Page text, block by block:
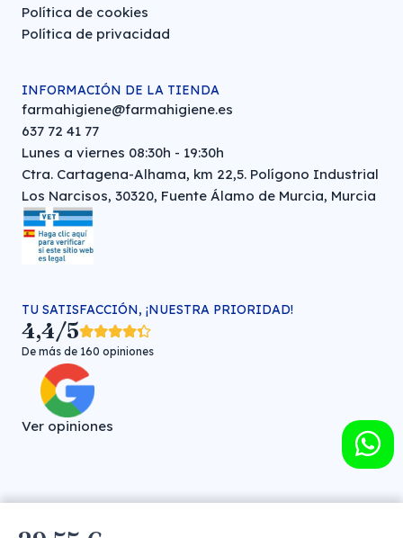
Política de cookies
Política de privacidad
INFORMACIÓN DE LA TIENDA
farmahigiene@farmahigiene.es
637 72 41 77
Lunes a viernes 08:30h - 19:30h
Ctra. Cartagena-Alhama, km 22,5. Polígono Industrial
Los Narcisos, 30320, Fuente Álamo de Murcia, Murcia
TU SATISFACCIÓN, ¡NUESTRA PRIORIDAD!
4,4/5
De más de 160 opiniones
Ver opiniones
30706451)